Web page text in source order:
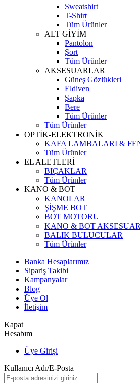
Sweatshirt
T-Shirt
Tüm Ürünler
ALT GİYİM
Pantolon
Şort
Tüm Ürünler
AKSESUARLAR
Güneş Gözlükleri
Eldiven
Şapka
Bere
Tüm Ürünler
Tüm Ürünler
OPTİK-ELEKTRONİK
KAFA LAMBALARI &
Tüm Ürünler
EL ALETLERİ
BIÇAKLAR
Tüm Ürünler
KANO & BOT
KANOLAR
ŞİŞME BOT
BOT MOTORU
KANO & BOT
BALIK BULUCULAR
Tüm Ürünler
Banka Hesaplarımız
Sipariş Takibi
Kampanyalar
Blog
Üye Ol
İletişim
Kapat
Hesabım
Üye Girişi
Kullanıcı Adı/E-Posta